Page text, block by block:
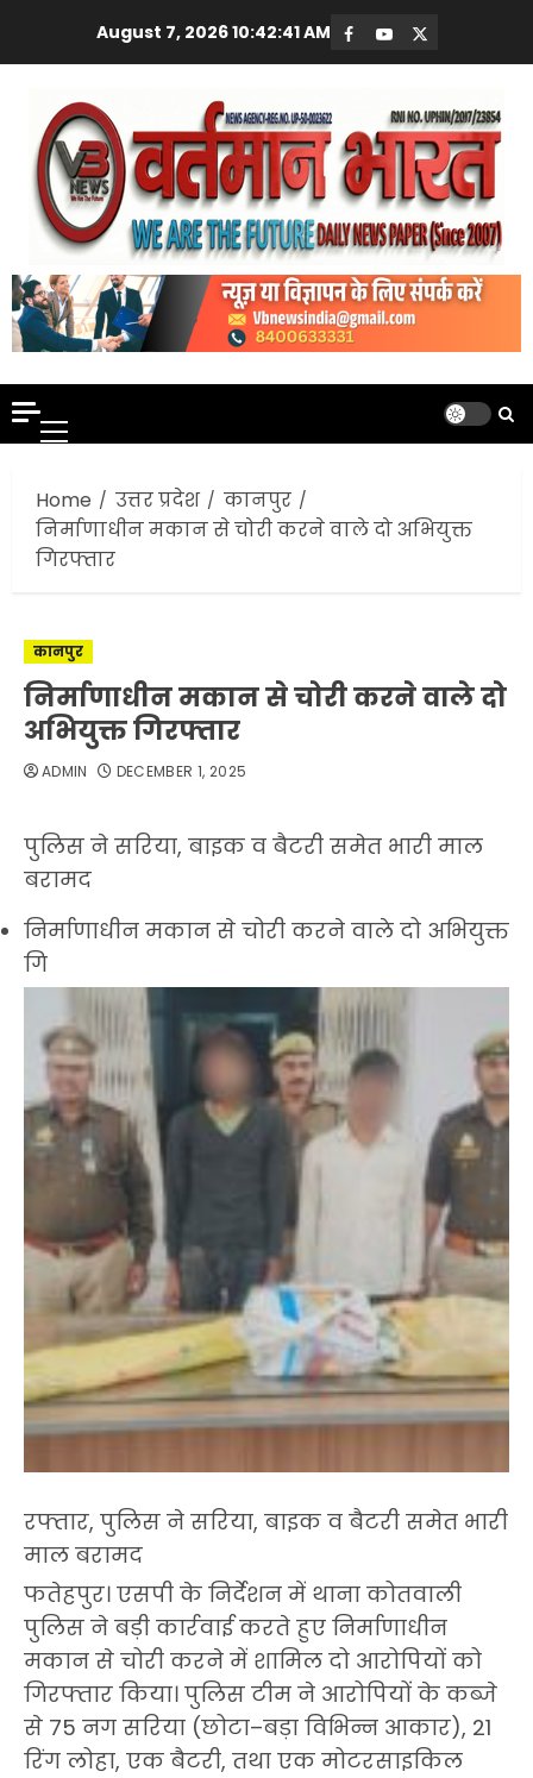
content
August 7, 202610:42:42 AM Facebook
Youtube
X
Primary
Menu
Home
उत्तर प्रदेश
कानपुर
निर्माणाधीन मकान से चोरी करने वाले दो अभियुक्त
गिरफ्तार
कानपुर
निर्माणाधीन मकान से चोरी करने वाले दो
अभियुक्त गिरफ्तार
ADMIN DECEMBER 1, 2025
पुलिस ने सरिया, बाइक व बैटरी समेत भारी माल
बरामद
निर्माणाधीन मकान से चोरी करने वाले दो अभियुक्त
गि
रफ्तार, पुलिस ने सरिया, बाइक व बैटरी समेत भारी
माल बरामद
फतेहपुर। एसपी के निर्देशन में थाना कोतवाली
पुलिस ने बड़ी कार्रवाई करते हुए निर्माणाधीन
मकान से चोरी करने में शामिल दो आरोपियों को
गिरफ्तार किया। पुलिस टीम ने आरोपियों के कब्जे
से 75 नग सरिया (छोटा–बड़ा विभिन्न आकार), 21
रिंग लोहा, एक बैटरी, तथा एक मोटरसाइकिल